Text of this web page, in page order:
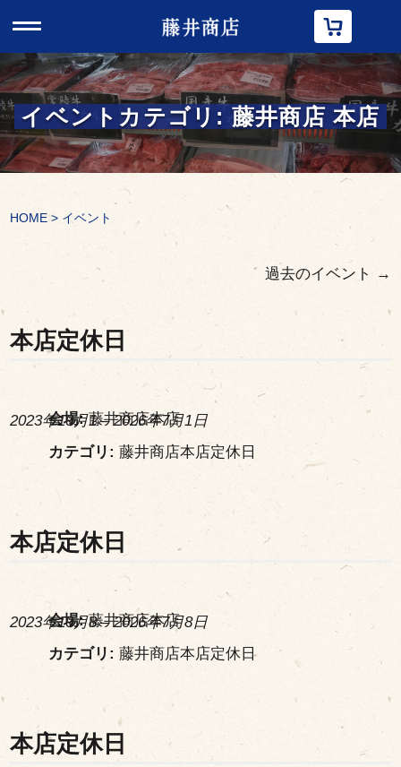
t
o
g
l
e
n
a
v
i
g
a
o
イベントカテゴリ: 藤井商店 本店
HOME> イベント
過去のイベント →
本店定休日
2023年10月1–2026年7月1日
会場: 藤井商店本店
カテゴリ: 藤井商店本店定休日
本店定休日
2023年10月8–2026年7月8日
会場: 藤井商店本店
カテゴリ: 藤井商店本店定休日
本店定休日